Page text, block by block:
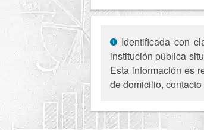
Identificada con
institución pública
Esta información es
de domicilio,